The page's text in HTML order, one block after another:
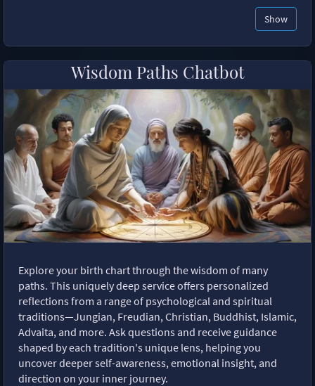
Show
Wisdom Paths Chatbot
Explore your birth chart through the wisdom of many
paths. This uniquely deep service offers personalized
reflections from a range of psychological and spiritual
traditions—Jungian, Freudian, Christian, Buddhist, Islamic,
Advaita, and more. Ask questions and receive guidance
shaped by each tradition's unique lens, helping you
uncover deeper self-awareness, emotional insight, and
direction on your inner journey.